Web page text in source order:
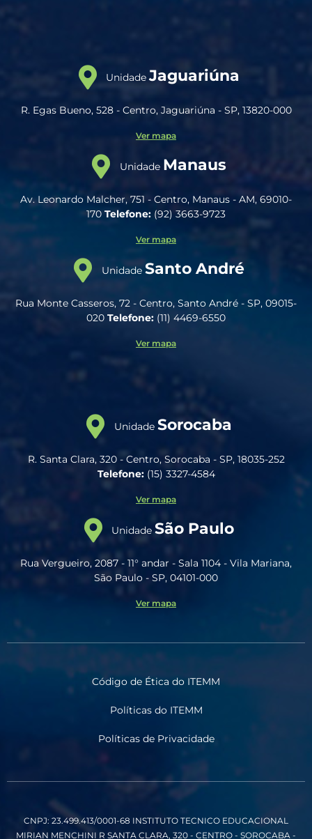
Unidade Jaguariúna
R. Egas Bueno, 528 - Centro, Jaguariúna - SP, 13820-000
Ver mapa
Unidade Manaus
Av. Leonardo Malcher, 751 - Centro, Manaus - AM, 69010-
170 Telefone: (92) 3663-9723
Ver mapa
Unidade Santo André
Rua Monte Casseros, 72 - Centro, Santo André - SP, 09015-
020 Telefone: (11) 4469-6550
Ver mapa
Unidade Sorocaba
R. Santa Clara, 320 - Centro, Sorocaba - SP, 18035-252
Telefone: (15) 3327-4584
Ver mapa
Unidade São Paulo
Rua Vergueiro, 2087 - 11° andar - Sala 1104 - Vila Mariana,
São Paulo - SP, 04101-000
Ver mapa
Código de Ética do ITEMM
Políticas do ITEMM
Políticas de Privacidade
CNPJ: 23.499.413/0001-68 INSTITUTO TECNICO EDUCACIONAL
MIRIAN MENCHINI R SANTA CLARA, 320 - CENTRO - SOROCABA -